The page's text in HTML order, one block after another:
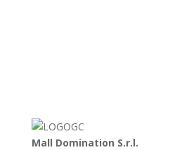
Mall Domination S.r.l.